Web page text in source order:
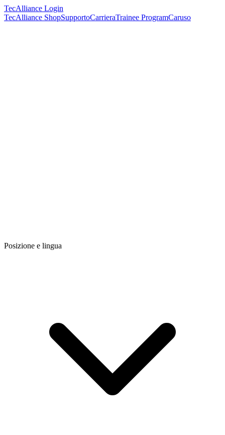
TecAlliance Login
TecAlliance ShopSupportoCarrieraTrainee ProgramCaruso
Posizione e lingua